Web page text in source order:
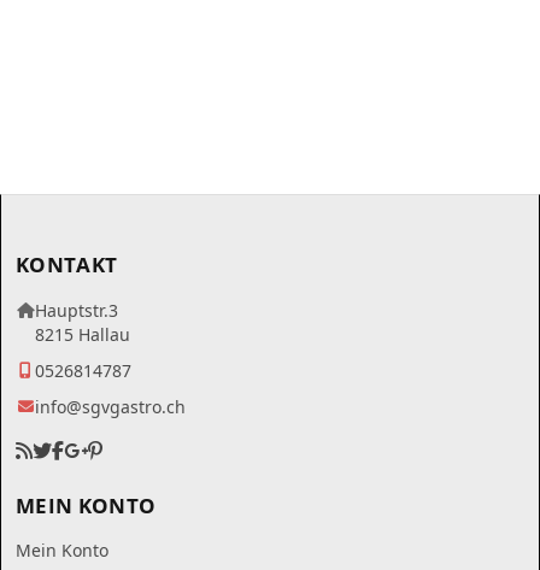
KONTAKT
Hauptstr.3
8215 Hallau
0526814787
info@sgvgastro.ch
MEIN KONTO
Mein Konto